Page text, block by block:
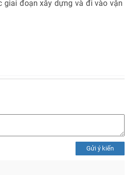
giai đoạn xây dựng và đi vào vận
Gửi ý kiến